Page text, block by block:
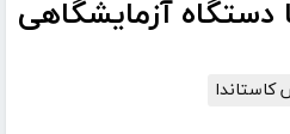
آزمایشگاهی
کاستاندا